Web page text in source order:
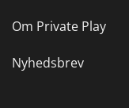
Om Private Play
Nyhedsbrev